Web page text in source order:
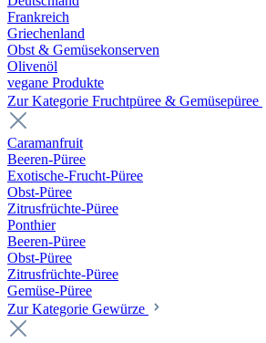
Frankreich
Griechenland
Obst & Gemüsekonserven
Olivenöl
vegane Produkte
Zur Kategorie Fruchtpüree & Gemüsepüree
Caramanfruit
Beeren-Püree
Exotische-Frucht-Püree
Obst-Püree
Zitrusfrüchte-Püree
Ponthier
Beeren-Püree
Obst-Püree
Zitrusfrüchte-Püree
Gemüse-Püree
Zur Kategorie Gewürze